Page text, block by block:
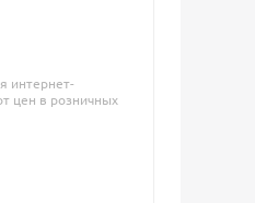
интернет-
цен в розничных